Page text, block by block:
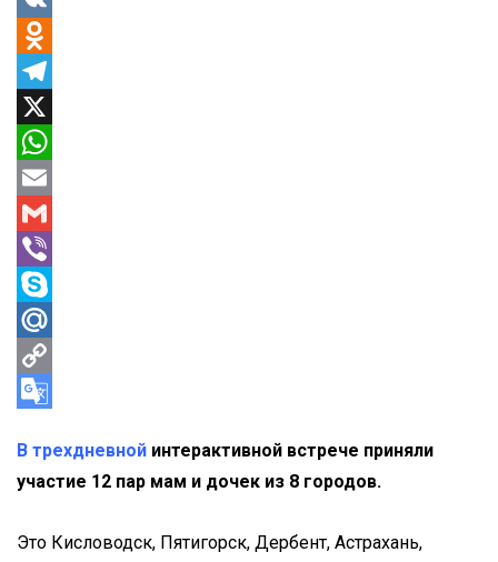
VK
Odnoklassniki
Telegram
X
WhatsApp
Email
Gmail
Viber
Skype
Mail.Ru
Copy
Translate
В трехдневной интерактивной встрече приняли
участие 12 пар мам и дочек из 8 городов.
Это Кисловодск, Пятигорск, Дербент, Астрахань,